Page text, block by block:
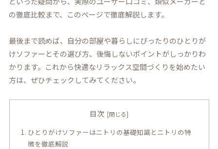
の徹底比較まで、このページで徹底解説します。
最後まで読めば、自分の部屋や暮らしにぴったりのひとりが
けソファーとその選び方、後悔しないポイントがしっかりわ
かります。これから快適なリラックス空間づくりを始めたい
方は、ぜひチェックしてみてください。
目次
ひとりがけソファーはニトリの基礎知識とニトリの特
徴を徹底解説